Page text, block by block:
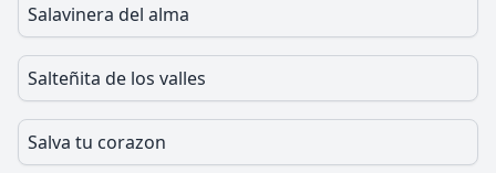
Salavinera del alma
Salteñita de los valles
Salva tu corazon